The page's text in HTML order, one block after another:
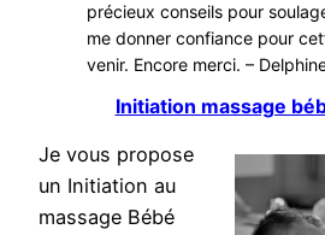
précieux conseils pour
me donner confiance pour
venir. Encore merci. –
Initiation massage
Je vous propose
un Initiation au
massage Bébé